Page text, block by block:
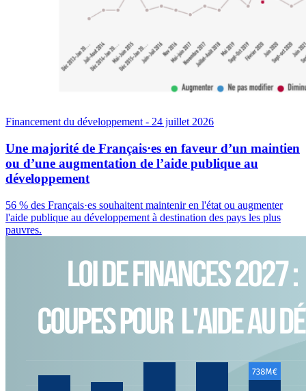
Financement du développement - 24 juillet 2026
Une majorité de Français·es en faveur d’un maintien
ou d’une augmentation de l’aide publique au
développement
56 % des Français·es souhaitent maintenir en l'état ou augmenter
l'aide publique au développement à destination des pays les plus
pauvres.